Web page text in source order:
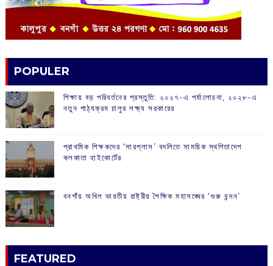
POPULER
শিক্ষায় বড় পরিবর্তনের প্রস্তুতি: ২০২৭-এ পর্যালোচনা, ২০২৮-এ
নতুন পাঠ্যক্রম চালুর লক্ষ্য সরকারের
প্রাথমিক শিক্ষকদের ‘সারপ্লাস’ বদলিতে সাময়িক স্থগিতাদেশ
কলকাতা হাইকোর্টের
বনগাঁয় অখিল ভারতীয় রাষ্ট্রীয় শৈক্ষিক মহাসঙ্ঘের ‘গুরু বন্দন’
FEATURED